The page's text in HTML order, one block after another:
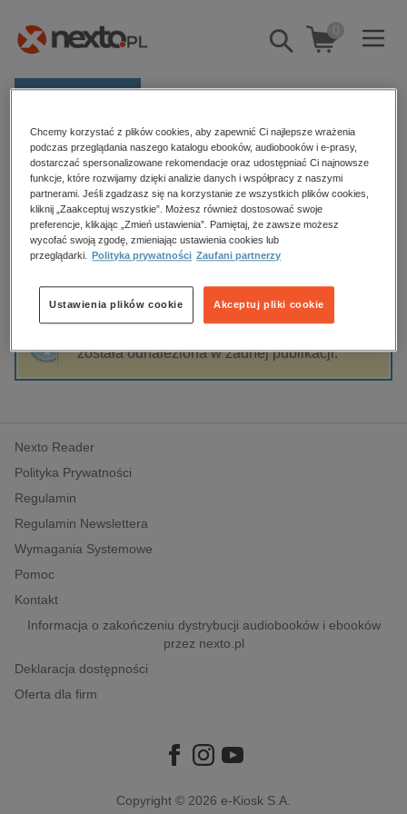
Pokaż/schowaj
wyszukiwarkę
0
Kategorie
Zobacz wszystkie E-prasa
budownictwo, aranżacja wnętrz
biznesowe, branżowe, gospodarka
dzienniki
edukacja
hobby, sport, rozrywka
komputery, internet, technologie, informatyka
polityka, społeczno-informacyjne
psychologiczne
inne
popularno-naukowe
historia
Strona główna Katarzyna Pruszkowska-Sokalla
Katarzyna Pruszkowska-Sokalla
Sortowanie Filtrowanie
została odnaleziona w żadnej publikacji.
Nexto Reader
Polityka Prywatności
Regulamin
Regulamin Newslettera
Wymagania Systemowe
Pomoc
Kontakt
Informacja o zakończeniu dystrybucji audiobooków i ebooków
przez nexto.pl
Deklaracja dostępności
Oferta dla firm
Copyright © 2026 e-Kiosk S.A.
Chcemy korzystać z plików cookies, aby zapewnić Ci najlepsze wrażenia
podczas przeglądania naszego katalogu ebooków, audiobooków i e-prasy,
dostarczać spersonalizowane rekomendacje oraz udostępniać Ci najnowsze
funkcje, które rozwijamy dzięki analizie danych i współpracy z naszymi
partnerami. Jeśli zgadzasz się na korzystanie ze wszystkich plików cookies,
kliknij „Zaakceptuj wszystkie”. Możesz również dostosować swoje
preferencje, klikając „Zmień ustawienia”. Pamiętaj, że zawsze możesz
wycofać swoją zgodę, zmieniając ustawienia cookies lub
przeglądarki.
Polityka prywatności Zaufani partnerzy
Akceptuj pliki cookie
Ustawienia plików cookie